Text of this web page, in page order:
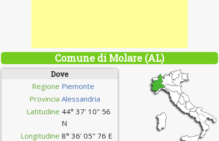
Comune di Molare (AL)
Dove
Regione Piemonte
Provincia Alessandria
Latitudine 44° 37' 10" 56
N
Longitudine 8° 36' 05" 76 E